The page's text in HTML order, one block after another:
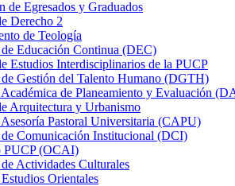
de Egresados y Graduados
Derecho 2
de Teología
Educación Continua (DEC)
Estudios Interdisciplinarios de la PUCP
Gestión del Talento Humano (DGTH)
de Planeamiento y Evaluación
Arquitectura y Urbanismo
Pastoral Universitaria (CAPU)
Comunicación Institucional (DCI)
PUCP (OCAI)
Actividades Culturales
Orientales